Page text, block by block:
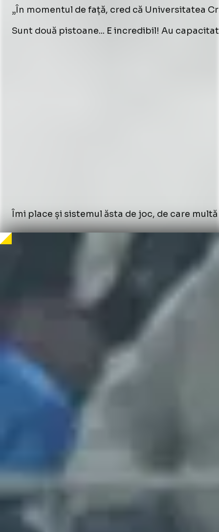
„În momentul de față, cred că Universitatea
Sunt două pistoane... E incredibil! Au
Îmi place și sistemul ăsta de joc, de care